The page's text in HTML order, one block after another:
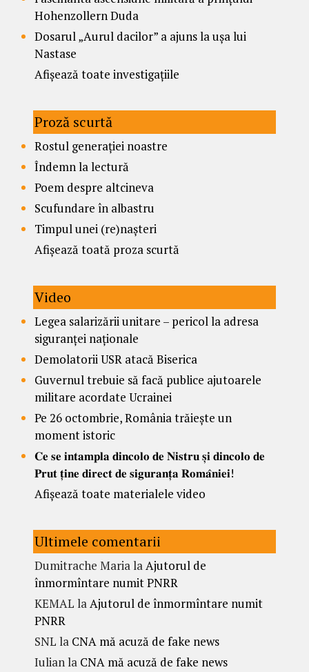
Hohenzollern Duda
Dosarul „Aurul dacilor” a ajuns la ușa lui
Nastase
Afișează toate investigațiile
Proză scurtă
Rostul generației noastre
Îndemn la lectură
Poem despre altcineva
Scufundare în albastru
Timpul unei (re)nașteri
Afișează toată proza scurtă
Video
Legea salarizării unitare – pericol la adresa
siguranței naționale
Demolatorii USR atacă Biserica
Guvernul trebuie să facă publice ajutoarele
militare acordate Ucrainei
Pe 26 octombrie, România trăiește un
moment istoric
𝐂𝐞 𝐬𝐞 𝐢𝐧𝐭𝐚𝐦𝐩𝐥𝐚 𝐝𝐢𝐧𝐜𝐨𝐥𝐨 𝐝𝐞 𝐍𝐢𝐬𝐭𝐫𝐮 𝐬̦𝐢 𝐝𝐢𝐧𝐜𝐨𝐥𝐨 𝐝𝐞
𝐏𝐫𝐮𝐭 𝐭̦𝐢𝐧𝐞 𝐝𝐢𝐫𝐞𝐜𝐭 𝐝𝐞 𝐬𝐢𝐠𝐮𝐫𝐚𝐧𝐭̦𝐚 𝐑𝐨𝐦𝐚̂𝐧𝐢𝐞𝐢!
Afișează toate materialele video
Ultimele comentarii
Dumitrache MarialaAjutorul de
înmormîntare numit PNRR
KEMAL laAjutorul de înmormîntare numit
PNRR
SNL la CNA mă acuză de fake news
Iulianla CNA mă acuză de fake news